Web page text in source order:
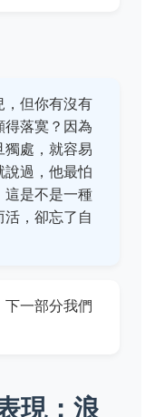
，但你有沒有
落寞？因為
處，就容易
說過，他最怕
這是不是一種
，卻忘了自
下一部分我們
現：浪